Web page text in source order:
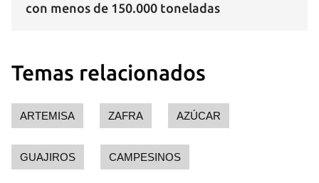
con menos de 150.000 toneladas
Temas relacionados
ARTEMISA ZAFRA AZÚCAR
GUAJIROS CAMPESINOS